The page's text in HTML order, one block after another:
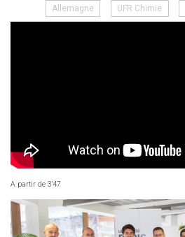
Allemagne UFR Chimie
A partir de 3'47